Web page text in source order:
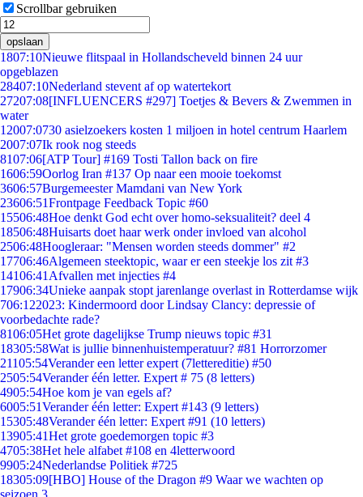
Scrollbar gebruiken
opslaan
1807:10Nieuwe flitspaal in Hollandscheveld binnen 24 uur
opgeblazen
28407:10Nederland stevent af op watertekort
27207:08[INFLUENCERS #297] Toetjes & Bevers & Zwemmen in
water
12007:0730 asielzoekers kosten 1 miljoen in hotel centrum Haarlem
2007:07Ik rook nog steeds
8107:06[ATP Tour] #169 Tosti Tallon back on fire
1606:59Oorlog Iran #137 Op naar een mooie toekomst
3606:57Burgemeester Mamdani van New York
23606:51Frontpage Feedback Topic #60
15506:48Hoe denkt God echt over homo-seksualiteit? deel 4
18506:48Huisarts doet haar werk onder invloed van alcohol
2506:48Hoogleraar: "Mensen worden steeds dommer" #2
17706:46Algemeen steektopic, waar er een steekje los zit #3
14106:41 Afvallen met injecties #4
17906:34Unieke aanpak stopt jarenlange overlast in Rotterdamse wijk
706:122023: Kindermoord door Lindsay Clancy: depressie of
voorbedachte rade?
8106:05Het grote dagelijkse Trump nieuws topic #31
18305:58Wat is jullie binnenhuistemperatuur? #81 Horrorzomer
21105:54Verander een letter expert (7lettereditie) #50
2505:54Verander één letter. Expert # 75 (8 letters)
4905:54Hoe kom je van egels af?
6005:51Verander één letter: Expert #143 (9 letters)
15305:48Verander één letter: Expert #91 (10 letters)
13905:41Het grote goedemorgen topic #3
4705:38Het hele alfabet #108 en 4letterwoord
9905:24Nederlandse Politiek #725
18305:09[HBO] House of the Dragon #9 Waar we wachten op
seizoen 3.